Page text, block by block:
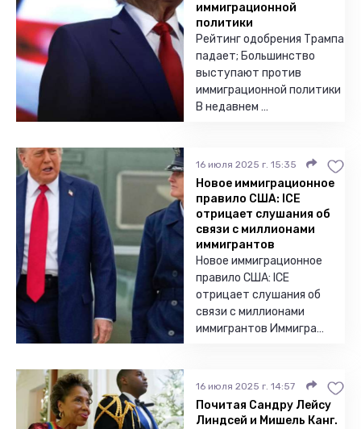
иммиграционной
политики
Рейтинг одобрения Трампа
падает; Большинство
выступают против
иммиграционной политики
В недавнем …
16 июля 2025 г. 15:35
Новое иммиграционное
правило США: ICE
отрицает слушания об
связи с миллионами
иммигрантов
Новое иммиграционное
правило США: ICE
отрицает слушания об
связи с миллионами
иммигрантов Иммигра…
16 июля 2025 г. 14:57
Почитая Сандру Лейсу
Линдсей и Мишель Канг.